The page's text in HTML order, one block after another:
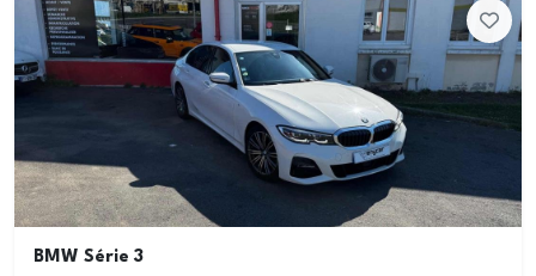
Eclairage intérieur Lampes de courtoises
Ecrous de roues antivol
Eléments extérieurs (poignées de portes
baguettes de parechocs et de toit) couleur
BMW Série 3